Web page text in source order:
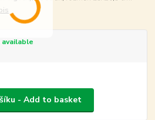
- Add to basket